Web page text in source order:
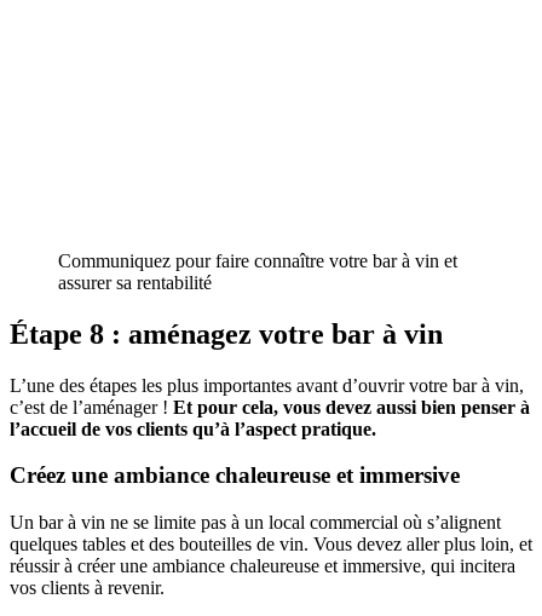
Communiquez pour faire connaître votre bar à vin et
assurer sa rentabilité
Étape 8 : aménagez votre bar à vin
L’une des étapes les plus importantes avant d’ouvrir votre bar à vin,
c’est de l’aménager ! Et pour cela, vous devez aussi bien penser à
l’accueil de vos clients qu’à l’aspect pratique.
Créez une ambiance chaleureuse et immersive
Un bar à vin ne se limite pas à un local commercial où s’alignent
quelques tables et des bouteilles de vin. Vous devez aller plus loin, et
réussir à créer une ambiance chaleureuse et immersive, qui incitera
vos clients à revenir.